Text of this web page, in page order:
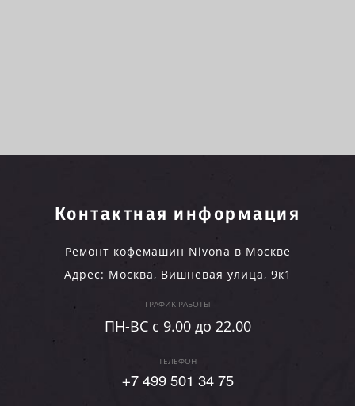
Контактная информация
Ремонт кофемашин Nivona в Москве
Адрес: Москва, Вишнёвая улица, 9к1
ГРАФИК РАБОТЫ
ПН-ВC c 9.00 до 22.00
ТЕЛЕФОН
+7 499 501 34 75